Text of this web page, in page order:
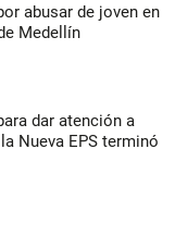
abusar de joven en
Medellín
dar atención a
Nueva EPS terminó